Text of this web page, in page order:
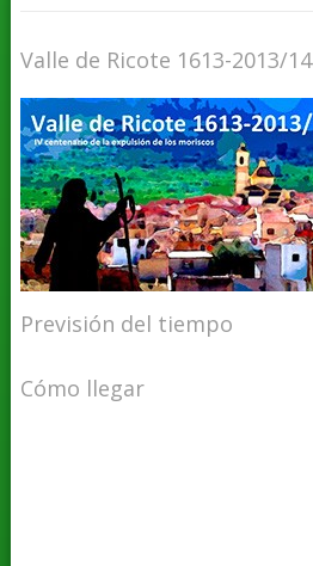
Valle de Ricote 1613-2013/14
Previsión del tiempo
Cómo llegar